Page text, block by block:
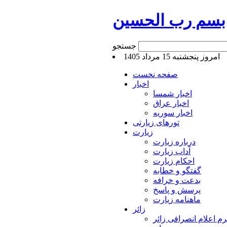
بسم رب الحسین
امروز پنجشنبه 15 مرداد 1405
صفحه نخست
اخبار
اخبار شمسا
اخبار عراق
اخبار سوریه
تورهای زیارتی
زیارت
درباره زیارت
آداب زیارت
احکام زیارت
گفتگو و خطابه
بدعت و خرافه
پرسش و پاسخ
ماهنامه زیارت
زائر
اعلام انصرافی زائر